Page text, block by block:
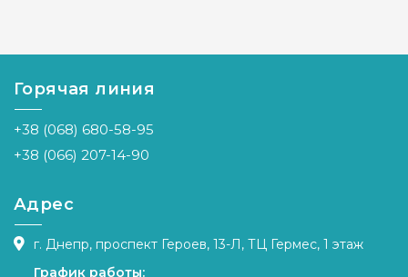
производитель
Зашивка
Размер
15x15 см
Камни
квадраные
Горячая линия
+38 (068) 680-58-95
+38 (066) 207-14-90
Адрес
г. Днепр, проспект Героев, 13-Л, ТЦ Гермес, 1 этаж
График работы: